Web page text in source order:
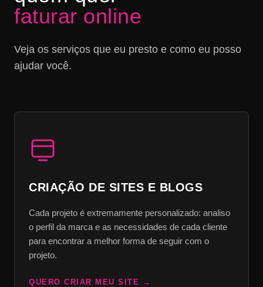
faturar online
Veja os serviços que eu presto e como eu posso
ajudar você.
CRIAÇÃO DE SITES E BLOGS
Cada projeto é extremamente personalizado: analiso
o perfil da marca e as necessidades de cada cliente
para encontrar a melhor forma de seguir com o
projeto.
QUERO CRIAR MEU SITE